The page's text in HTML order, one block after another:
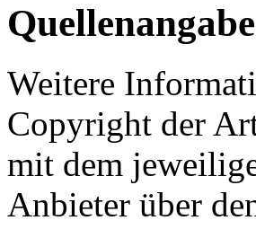
Weitere
Copyright der
mit dem
Anbieter über